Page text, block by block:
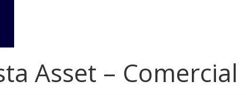
Asset – Comercial